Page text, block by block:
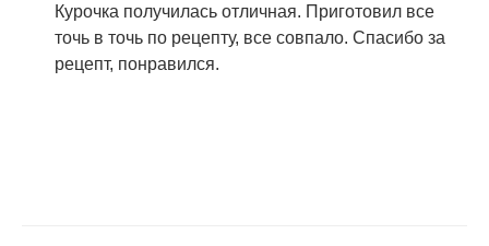
Курочка получилась отличная. Приготовил все
точь в точь по рецепту, все совпало. Спасибо за
рецепт, понравился.